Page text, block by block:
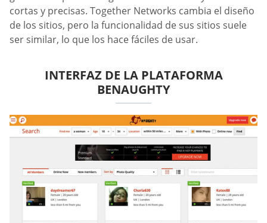
cortas y precisas. Together Networks cambia el diseño
de los sitios, pero la funcionalidad de sus sitios suele
ser similar, lo que los hace fáciles de usar.
INTERFAZ DE LA PLATAFORMA
BENAUGHTY